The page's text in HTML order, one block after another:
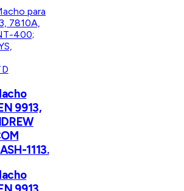
9913,
1113.